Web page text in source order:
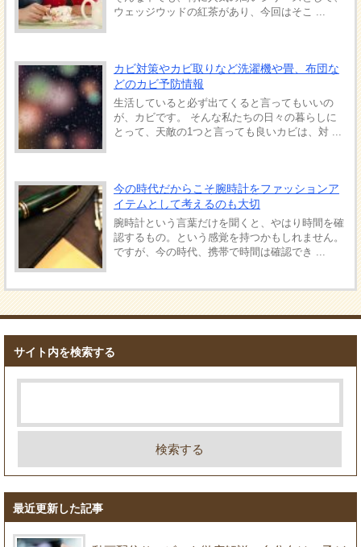
ウェッジウッドの紅茶があり、今回はそこ ...
カビ対策やカビ取りなど洗濯機や畳、布団な
どのカビ予防情報
生活していると必ず出てくると言ってもいいの
が、カビです。 そんな私たちの日々の暮らしに
とって、天敵の1つと言っても良いカビは、対 ...
今の時代だからこそ腕時計をファッションア
イテムとして考えるのも大切
腕時計という言葉だけを聞くと、やはり時間を確
認するもの。という感覚を持つかもしれません。
ですが、今の時代、携帯で時間は確認でき ...
サイト内を検索する
最近更新した記事